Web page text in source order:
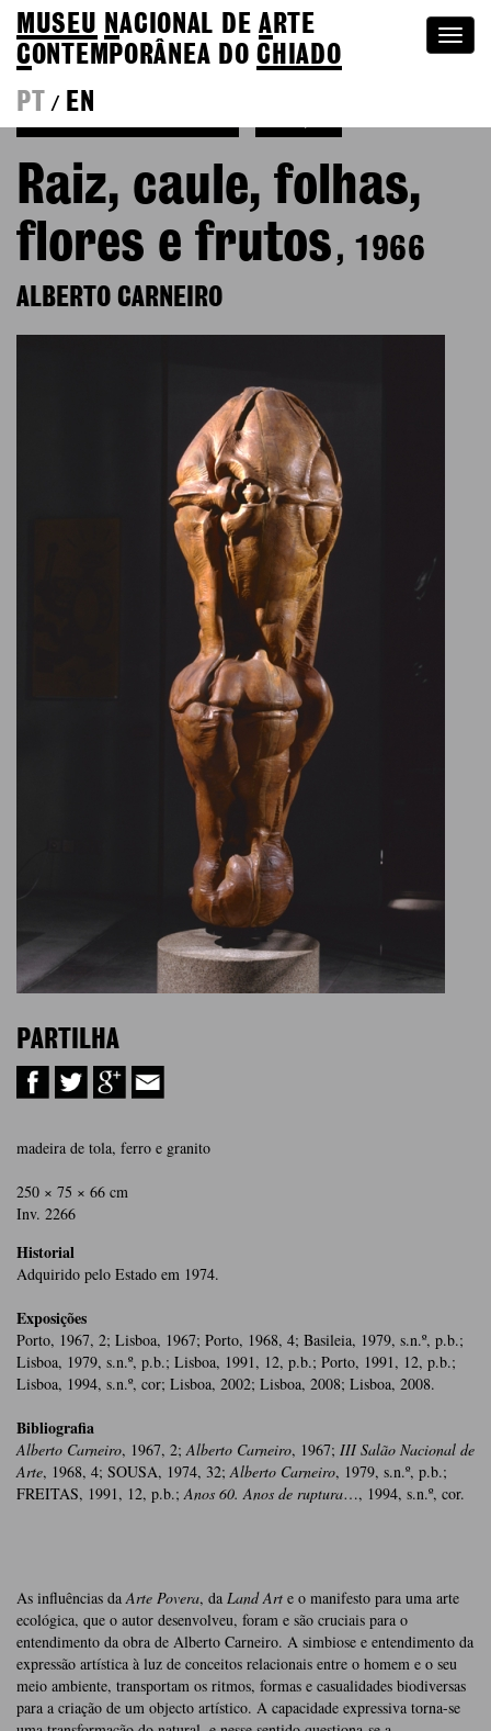
MUSEU NACIONAL DEA RTE
CONTEMPORÂNEA DOCHIADO
PT
/ EN
Raiz, caule, folhas,
flores e frutos , 1966
ALBERTO CARNEIRO
PARTILHA
madeira de tola, ferro e granito
250 × 75 × 66 cm
Inv. 2266
Historial
Adquirido pelo Estado em 1974.
Exposições
Porto, 1967, 2; Lisboa, 1967; Porto, 1968, 4; Basileia, 1979, s.n.º, p.b.;
Lisboa, 1979, s.n.º, p.b.; Lisboa, 1991, 12, p.b.; Porto, 1991, 12, p.b.;
Lisboa, 1994, s.n.º, cor; Lisboa, 2002; Lisboa, 2008; Lisboa, 2008.
Bibliografia
Alberto Carneiro, 1967, 2;Alberto Carneiro, 1967; III Salão Nacional de
Arte, 1968, 4; SOUSA, 1974, 32;Alberto Carneiro, 1979, s.n.º, p.b.;
FREITAS, 1991, 12, p.b.;Anos 60. Anos de ruptura…, 1994, s.n.º, cor.
As influências daArte Povera, da Land Art e o manifesto para uma arte
ecológica, que o autor desenvolveu, foram e são cruciais para o
entendimento da obra de Alberto Carneiro. A simbiose e entendimento da
expressão artística à luz de conceitos relacionais entre o homem e o seu
meio ambiente, transportam os ritmos, formas e casualidades biodiversas
para a criação de um objecto artístico. A capacidade expressiva torna-se